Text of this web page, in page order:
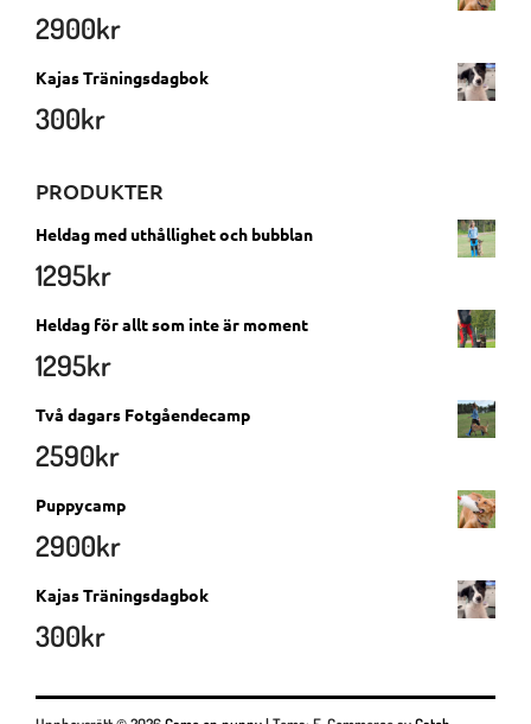
2900kr
Kajas Träningsdagbok
300kr
PRODUKTER
Heldag med uthållighet och bubblan
1295kr
Heldag för allt som inte är moment
1295kr
Två dagars Fotgåendecamp
2590kr
Puppycamp
2900kr
Kajas Träningsdagbok
300kr